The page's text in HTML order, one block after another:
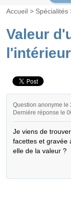
Accueil > Spécialités
Valeur
Question anonyme le
Dernière réponse le
Je viens de
facettes et gravée
elle de la valeur ?